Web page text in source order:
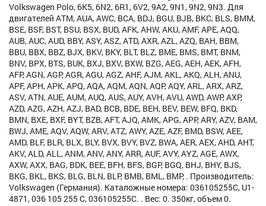
Volkswagen Polo, 6K5, 6N2, 6R1, 6V2, 9A2, 9N1, 9N2, 9N3. Для
двигателей ATM, AUA, AWC, BCA, BDJ, BGU, BJB, BKC, BLS, BMM,
BSE, BSF, BST, BSU, BSX, BUD, AFK, AHW, AKU, AMF, APE, AQQ,
AUB, AUC, AUD, BBY, ASY, ASZ, ATD, AXR, AZL, AZQ, BAH, BBM,
BBU, BBX, BBZ, BJX, BKV, BKY, BLT, BLZ, BME, BMS, BMT, BNM,
BNV, BPX, BTS, BUK, BXJ, BXV, BXW, BZG, AEG, AEH, AEK, AFH,
AFP, AGN, AGP, AGR, AGU, AGZ, AHF, AJM, AKL, AKQ, ALH, ANU,
APF, APH, APK, APQ, AQA, AQM, AQN, AQP, AQY, ARL, ARX, ARZ,
ASV, ATN, AUE, AUM, AUQ, AUS, AUY, AVH, AVU, AWD, AWP, AXP,
AZD, AZG, AZH, AZJ, BAD, BCB, BDE, BEH, BEV, BEW, BFQ, BKD,
BMN, BXE, BXF, BYT, BZB, AFT, AJQ, AMK, APG, APP, ARY, AZV, BAM,
BWJ, AME, AQV, AQW, ARV, ATZ, AWY, AZE, AZF, BMD, BSW, AEE,
AMD, BLF, BLR, BLX, BLY, BVX, BVY, BVZ, BWA, AER, AEX, AHD, AHT,
AKV, ALD, ALL, ANM, ANV, ANY, ARR, AUF, AVY, AYZ, AGE, AWX,
AXW, AXX, BAG, BDK, BEE, BFH, BFS, BGP, BGQ, BHJ, BHY, BJS,
BKG, BKL, BKS, BLG, BLN, BLP, BMB, BML, BMP, . Производитель:
Volkswagen (Германия). Каталожные номера: 036105255C, U1-
4871, 036 105 255 C, 036105255C. . Вес: 0. 350кг, объем 0.